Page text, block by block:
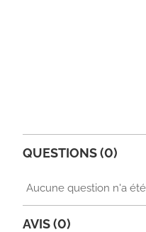
QUESTIONS (0)
Aucune question n'a
AVIS (0)